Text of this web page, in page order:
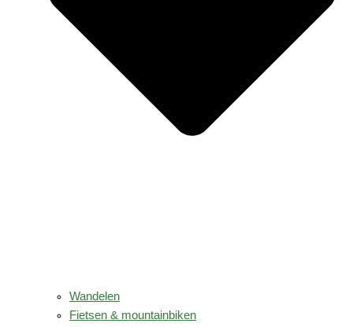
Wandelen
Fietsen & mountainbiken